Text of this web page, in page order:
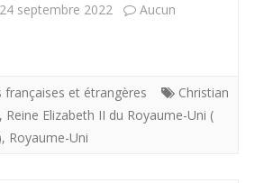
2023.
24 septembre 2022
Aucun
françaises et étrangères
Christian
, Reine Elizabeth II du Royaume-Uni (
, Royaume-Uni